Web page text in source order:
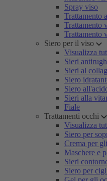
Spray viso
Trattamento
Trattamento
Trattamento
Siero per il viso
Visualizza
Sieri
Sieri al
Siero
Siero
Sieri alla
Fiale
Trattamenti occhi
Visualizza
Siero per
Crema per
Maschere e
Sieri
Siero per